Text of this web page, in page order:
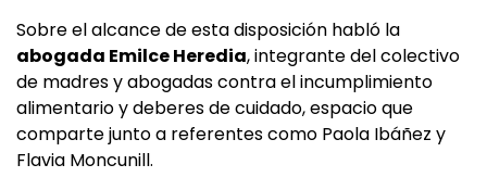
Sobre el alcance de esta disposición habló la
abogada Emilce Heredia, integrante del colectivo
de madres y abogadas contra el incumplimiento
alimentario y deberes de cuidado, espacio que
comparte junto a referentes como Paola Ibáñez y
Flavia Moncunill.